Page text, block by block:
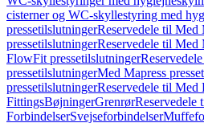
cisterner og WC-skyllestyring med
pressetilslutningerReservedele til Med
pressetilslutningerReservedele til Med
FlowFit pressetilslutninger
pressetilslutningerMed Mapress
pressetilslutningerReservedele til Med
FittingsBøjningerGrenrørReservedele
ForbindelserSvejseforbindelser